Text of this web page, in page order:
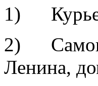
1)
2)
Ленина,